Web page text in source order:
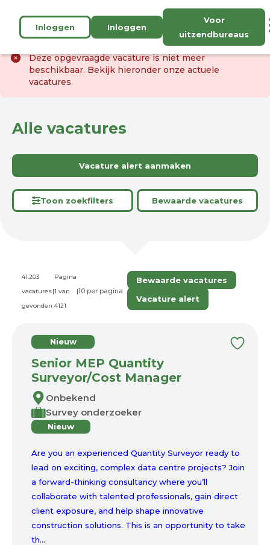
Inloggen Inloggen
Voor
uitzendbureaus
Deze opgevraagde vacature is niet meer
beschikbaar. Bekijk hieronder onze actuele
vacatures.
Alle vacatures
Vacature alert aanmaken
Toon zoekfilters Bewaarde vacatures
41.203
vacatures
gevonden
|
Pagina
1 van
4121
|
Bewaarde vacatures
Vacature alert
Nieuw
Senior MEP Quantity
Surveyor/Cost Manager
Onbekend
Survey onderzoeker
Nieuw
Are you an experienced Quantity Surveyor ready to
lead on exciting, complex data centre projects? Join
a forward-thinking consultancy where you’ll
collaborate with talented professionals, gain direct
client exposure, and help shape innovative
construction solutions. This is an opportunity to take
th...